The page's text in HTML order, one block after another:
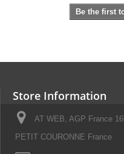
Be the first
Store Information
AT WEB, AGP France
PETIT COURONNE France